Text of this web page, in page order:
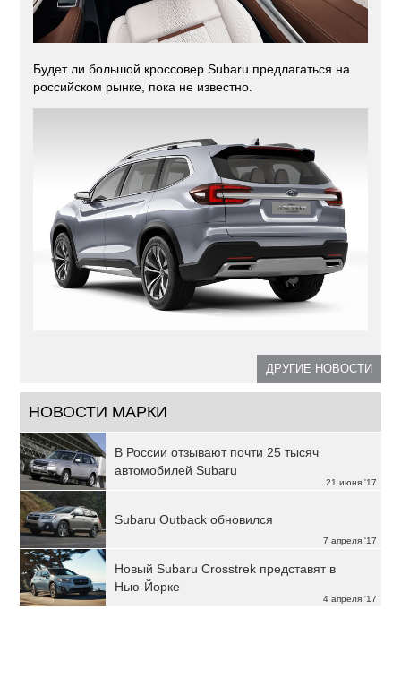
Будет ли большой кроссовер Subaru предлагаться на
российском рынке, пока не известно.
ДРУГИЕ НОВОСТИ
НОВОСТИ МАРКИ
21 июня '17
В России отзывают почти 25 тысяч
автомобилей Subaru
7 апреля '17
Subaru Outback обновился
4 апреля '17
Новый Subaru Crosstrek представят в
Нью-Йорке